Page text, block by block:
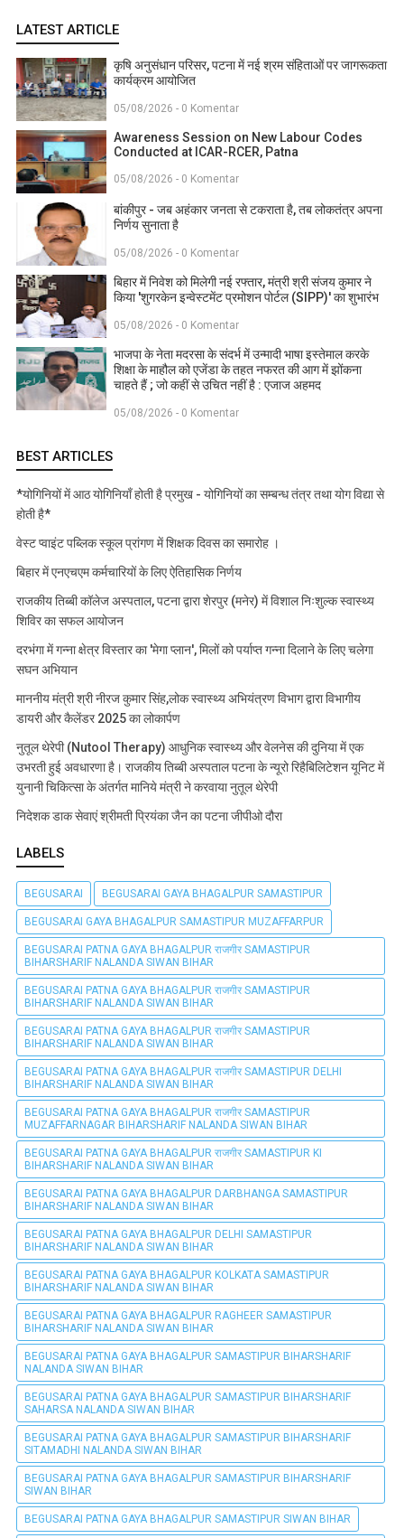
LATEST ARTICLE
कृषि अनुसंधान परिसर, पटना में नई श्रम संहिताओं पर जागरूकता
कार्यक्रम आयोजित
05/08/2026 - 0 Komentar
Awareness Session on New Labour Codes
Conducted at ICAR-RCER, Patna
05/08/2026 - 0 Komentar
बांकीपुर - जब अहंकार जनता से टकराता है, तब लोकतंत्र अपना
निर्णय सुनाता है
05/08/2026 - 0 Komentar
बिहार में निवेश को मिलेगी नई रफ्तार, मंत्री श्री संजय कुमार ने
किया 'शुगरकेन इन्वेस्टमेंट प्रमोशन पोर्टल (SIPP)' का शुभारंभ
05/08/2026 - 0 Komentar
भाजपा के नेता मदरसा के संदर्भ में उन्मादी भाषा इस्तेमाल करके
शिक्षा के माहौल को एजेंडा के तहत नफरत की आग में झोंकना
चाहते हैं ; जो कहीं से उचित नहीं है : एजाज अहमद
05/08/2026 - 0 Komentar
BEST ARTICLES
*योगिनियों में आठ योगिनियाँ होती है प्रमुख - योगिनियों का सम्बन्ध तंत्र तथा योग विद्या से
होती है*
वेस्ट प्वाइंट पब्लिक स्कूल प्रांगण में शिक्षक दिवस का समारोह ।
बिहार में एनएचएम कर्मचारियों के लिए ऐतिहासिक निर्णय
राजकीय तिब्बी कॉलेज अस्पताल, पटना द्वारा शेरपुर (मनेर) में विशाल निःशुल्क स्वास्थ्य
शिविर का सफल आयोजन
दरभंगा में गन्ना क्षेत्र विस्तार का 'मेगा प्लान', मिलों को पर्याप्त गन्ना दिलाने के लिए चलेगा
सघन अभियान
माननीय मंत्री श्री नीरज कुमार सिंह,लोक स्वास्थ्य अभियंत्रण विभाग द्वारा विभागीय
डायरी और कैलेंडर 2025 का लोकार्पण
नुतूल थेरेपी (Nutool Therapy) आधुनिक स्वास्थ्य और वेलनेस की दुनिया में एक
उभरती हुई अवधारणा है। राजकीय तिब्बी अस्पताल पटना के न्यूरो रिहैबिलिटेशन यूनिट में
युनानी चिकित्सा के अंतर्गत मानिये मंत्री ने करवाया नुतूल थेरेपी
निदेशक डाक सेवाएं श्रीमती प्रियंका जैन का पटना जीपीओ दौरा
LABELS
BEGUSARAI BEGUSARAI GAYA BHAGALPUR SAMASTIPUR
BEGUSARAI GAYA BHAGALPUR SAMASTIPUR MUZAFFARPUR
BEGUSARAI PATNA GAYA BHAGALPUR राजगीर SAMASTIPUR
BIHARSHARIF NALANDA SIWAN BIHAR
BEGUSARAI PATNA GAYA BHAGALPUR राजगीर SAMASTIPUR
BIHARSHARIF NALANDA SIWAN BIHAR
BEGUSARAI PATNA GAYA BHAGALPUR राजगीर SAMASTIPUR
BIHARSHARIF NALANDA SIWAN BIHAR
BEGUSARAI PATNA GAYA BHAGALPUR राजगीर SAMASTIPUR DELHI
BIHARSHARIF NALANDA SIWAN BIHAR
BEGUSARAI PATNA GAYA BHAGALPUR राजगीर SAMASTIPUR
MUZAFFARNAGAR BIHARSHARIF NALANDA SIWAN BIHAR
BEGUSARAI PATNA GAYA BHAGALPUR राजगीर SAMASTIPUR KI
BIHARSHARIF NALANDA SIWAN BIHAR
BEGUSARAI PATNA GAYA BHAGALPUR DARBHANGA SAMASTIPUR
BIHARSHARIF NALANDA SIWAN BIHAR
BEGUSARAI PATNA GAYA BHAGALPUR DELHI SAMASTIPUR
BIHARSHARIF NALANDA SIWAN BIHAR
BEGUSARAI PATNA GAYA BHAGALPUR KOLKATA SAMASTIPUR
BIHARSHARIF NALANDA SIWAN BIHAR
BEGUSARAI PATNA GAYA BHAGALPUR RAGHEER SAMASTIPUR
BIHARSHARIF NALANDA SIWAN BIHAR
BEGUSARAI PATNA GAYA BHAGALPUR SAMASTIPUR BIHARSHARIF
NALANDA SIWAN BIHAR
BEGUSARAI PATNA GAYA BHAGALPUR SAMASTIPUR BIHARSHARIF
SAHARSA NALANDA SIWAN BIHAR
BEGUSARAI PATNA GAYA BHAGALPUR SAMASTIPUR BIHARSHARIF
SITAMADHI NALANDA SIWAN BIHAR
BEGUSARAI PATNA GAYA BHAGALPUR SAMASTIPUR BIHARSHARIF
SIWAN BIHAR
BEGUSARAI PATNA GAYA BHAGALPUR SAMASTIPUR SIWAN BIHAR